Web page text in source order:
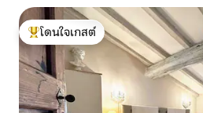
โดนใจเกสต์ที่สุด
โดนใจเกสต์